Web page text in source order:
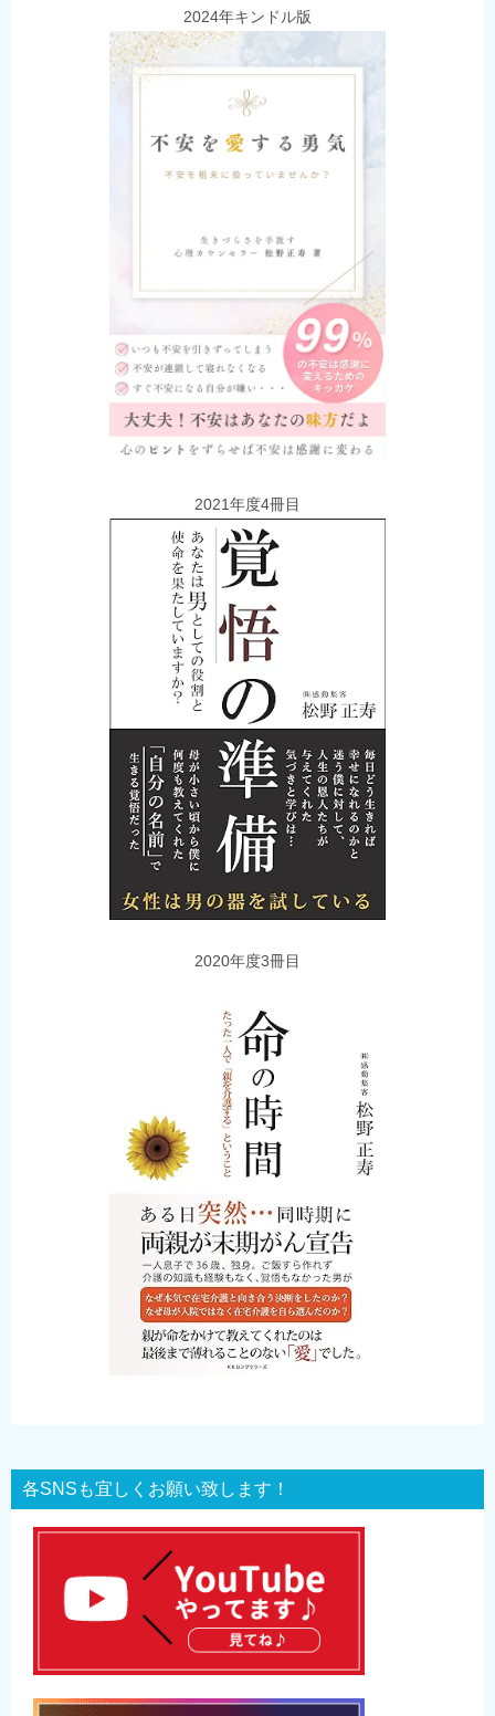
2024年キンドル版
2021年度4冊目
2020年度3冊目
各SNSも宜しくお願い致します！